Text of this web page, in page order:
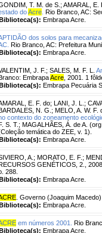
T. M. de S. ; AMARAL, E.
doAcre Rio Branco, AC:
Embrapa Acre.
dos solos para
Rio Branco, AC: Prefeitura
Embrapa Acre.
J. F. ; SALES, M. F. L.
EmbrapaAcre , 2001. 1
Embrapa Pecuária
E. F. do; LANI, J. L. ;
N. G. ; MELO, A. W. F.
contexto do zoneamento
S. T.; MAGALHÃES, Á. de A.
temática do ZEE, v. 1).
Embrapa Acre.
A. ; MORATO, E. F. ;
GENÉTICOS, 2.,
288.
Embrapa Acre.
. Governo (Joaquim
Embrapa Acre.
em números 2001.
Rio
Embrapa Acre.